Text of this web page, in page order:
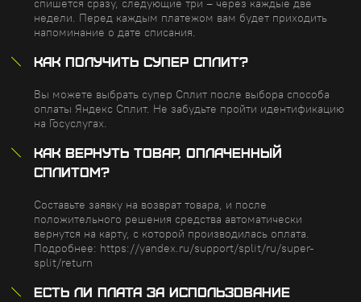
спишется сразу, следующие три – через каждые две
недели. Перед каждым платежом вам будет приходить
напоминание о дате списания.
КАК ПОЛУЧИТЬ СУПЕР СПЛИТ?
Вы можете выбрать супер Сплит после выбора способа
оплаты Яндекс Сплит. Не забудьте пройти идентификацию
на Госуслугах.
КАК ВЕРНУТЬ ТОВАР, ОПЛАЧЕННЫЙ
СПЛИТОМ?
Составьте заявку на возврат товара, и после
положительного решения средства автоматически
вернутся на карту, с которой производилась оплата.
Подробнее: https://yandex.ru/support/split/ru/super-
split/return
ЕСТЬ ЛИ ПЛАТА ЗА ИСПОЛЬЗОВАНИЕ